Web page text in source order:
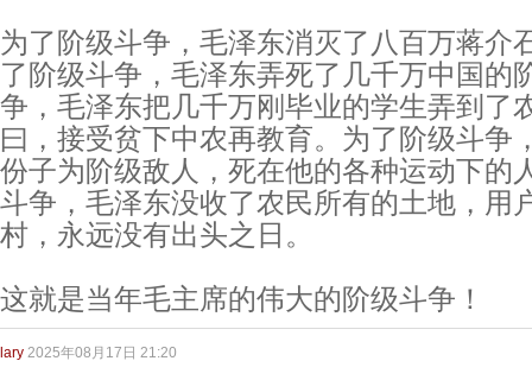
为了阶级斗争，毛泽东消灭了八百万蒋介
了阶级斗争，毛泽东弄死了几千万中国的
争，毛泽东把几千万刚毕业的学生弄到了
曰，接受贫下中农再教育。为了阶级斗争
份子为阶级敌人，死在他的各种运动下的
斗争，毛泽东没收了农民所有的土地，用
村，永远没有出头之日。
这就是当年毛主席的伟大的阶级斗争！
lary 2025年08月17日 21:20